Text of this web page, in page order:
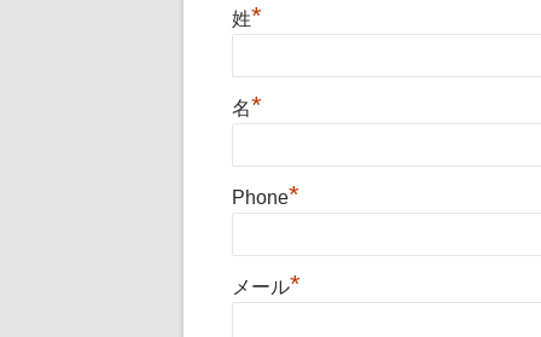
姓*
名*
Phone*
メール*